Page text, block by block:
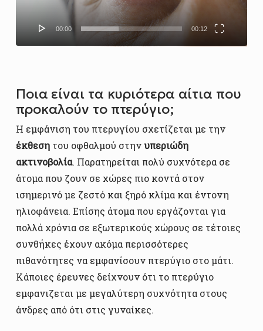
00:00 00:12
Ποια είναι τα κυριότερα αίτια που
προκαλούν το πτερύγιο;
Η εμφάνιση του πτερυγίου σχετίζεται με την
έκθεσητου οφθαλμού στηνυπεριώδη
ακτινοβολία. Παρατηρείται πολύ συχνότερα σε
άτομα που ζουν σε χώρες πιο κοντά στον
ισημερινό με ζεστό και ξηρό κλίμα και έντονη
ηλιοφάνεια. Επίσης άτομα που εργάζονται για
πολλά χρόνια σε εξωτερικούς χώρους σε τέτοιες
συνθήκες έχουν ακόμα περισσότερες
πιθανότητες να εμφανίσουν πτερύγιο στο μάτι.
Κάποιες έρευνες δείχνουν ότι το πτερύγιο
εμφανιζεται με μεγαλύτερη συχνότητα στους
άνδρες από ότι στις γυναίκες.